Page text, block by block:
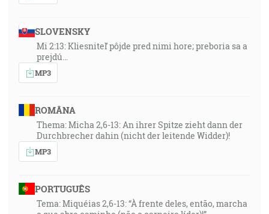
SLOVENSKY
Mi 2:13: Kliesniteľ pôjde pred nimi hore; preboria sa a
prejdú…
MP3
ROMÂNA
Thema: Micha 2,6-13: An ihrer Spitze zieht dann der
Durchbrecher dahin (nicht der leitende Widder)!
MP3
PORTUGUÊS
Tema: Miquéias 2,6-13: “À frente deles, então, marcha